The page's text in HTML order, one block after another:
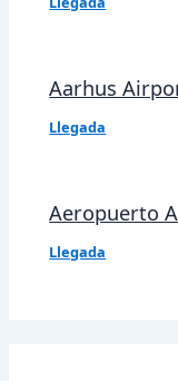
Aarhus
Llegada
Aeropuerto
Llegada